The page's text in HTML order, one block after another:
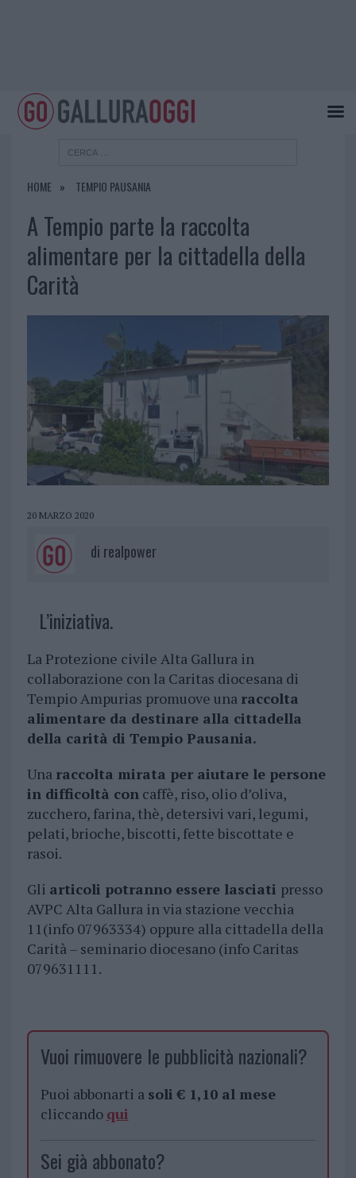
HOME TEMPIO PAUSANIA
A Tempio parte la raccolta
alimentare per la cittadella della
Carità
20 MARZO 2020
di realpower
L’iniziativa.
La Protezione civile Alta Gallura in
collaborazione con la Caritas diocesana di
Tempio Ampurias promuove una raccolta
alimentare da destinare alla cittadella
della carità di Tempio Pausania.
Una raccolta mirata per aiutare le persone
in difficoltà concaffè, riso, olio d’oliva,
zucchero, farina, thè, detersivi vari, legumi,
pelati, brioche, biscotti, fette biscottate e
rasoi.
Gli articoli potranno essere lasciati presso
AVPC Alta Gallura in via stazione vecchia
11(info 07963334) oppure alla cittadella della
Carità – seminario diocesano (info Caritas
079631111.
Vuoi rimuovere le pubblicità nazionali?
Puoi abbonarti a soli € 1,10 al mese
cliccando qui
Sei già abbonato?